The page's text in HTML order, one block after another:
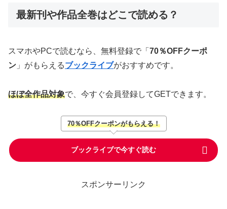
最新刊や作品全巻はどこで読める？
スマホやPCで読むなら、無料登録で「 70％OFFクーポ
ン 」がもらえるブックライブがおすすめです。
ほぼ全作品対象で、今すぐ会員登録してGETできます。
70％OFFクーポンがもらえる！
ブックライブで今すぐ読む
スポンサーリンク